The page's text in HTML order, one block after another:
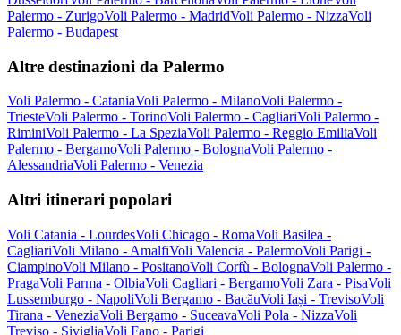
Palermo - ZurigoVoli Palermo - MadridVoli Palermo - NizzaVoli
Palermo - Budapest
Altre destinazioni da Palermo
Voli Palermo - CataniaVoli Palermo - MilanoVoli Palermo -
TriesteVoli Palermo - TorinoVoli Palermo - CagliariVoli Palermo -
RiminiVoli Palermo - La SpeziaVoli Palermo - Reggio EmiliaVoli
Palermo - BergamoVoli Palermo - BolognaVoli Palermo -
AlessandriaVoli Palermo - Venezia
Altri itinerari popolari
Voli Catania - LourdesVoli Chicago - RomaVoli Basilea -
CagliariVoli Milano - AmalfiVoli Valencia - PalermoVoli Parigi -
CiampinoVoli Milano - PositanoVoli Corfù - BolognaVoli Palermo -
PragaVoli Parma - OlbiaVoli Cagliari - BergamoVoli Zara - PisaVoli
Lussemburgo - NapoliVoli Bergamo - BacăuVoli Iași - TrevisoVoli
Tirana - VeneziaVoli Bergamo - SuceavaVoli Pola - NizzaVoli
Treviso - SivigliaVoli Fano - Parigi